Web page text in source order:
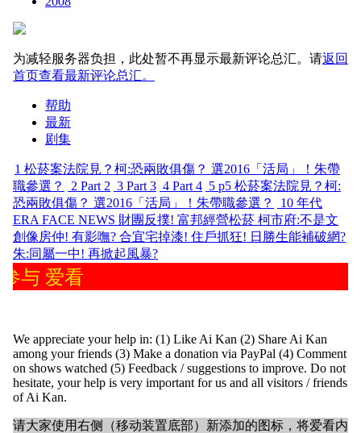
为减轻服务器负担，此处暂不再显示最新评论总汇。请返回
首页查看最新评论总汇。
帮助
最新
剧集
1 松菸案法院見？柯:恐兩敗俱傷？ 選2016「活局」！朱帶
職參選？
2 Part 2 3 Part 3 4 Part 4 5 p5 松菸案法院見？柯:
恐兩敗俱傷？ 選2016「活局」！朱帶職參選？
10 年代
ERA FACE NEWS 財團反撲! 富邦經營松菸 柯市府:不是文
創像房仲! 有影嘸? 合宜宅掉漆! 住戶抓狂! 日勝生能補破網?
朱:同屬一中! 再掀起風暴?
参与 爱看
We appreciate your help in: (1) Like Ai Kan (2) Share Ai Kan
among your friends (3) Make a donation via PayPal (4) Comment
on shows watched (5) Feedback / suggestions to improve. Do not
hesitate, your help is very important for us and all visitors / friends
of Ai Kan.
请大家使用右侧（移动装置底部）新添加的图标，将爱看内